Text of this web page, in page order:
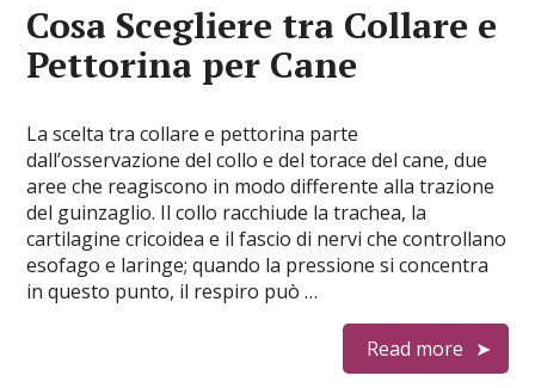
Cosa Scegliere tra Collare e
Pettorina per Cane
La scelta tra collare e pettorina parte
dall’osservazione del collo e del torace del cane, due
aree che reagiscono in modo differente alla trazione
del guinzaglio. Il collo racchiude la trachea, la
cartilagine cricoidea e il fascio di nervi che controllano
esofago e laringe; quando la pressione si concentra
in questo punto, il respiro può …
Read more